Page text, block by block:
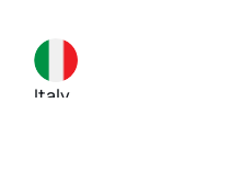
Italy